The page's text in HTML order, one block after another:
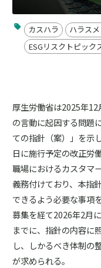
カスハラ ハラス
ESGリスクトピック
厚生労働省は2025年
の言動に起因する問題
ての指針（案）」を示
日に施行予定の改正労
職場におけるカスタマ
義務付けており、本指
できるよう必要な事項
募集を経て2026年2月
までに、指針の内容に
し、しかるべき体制の
が求められる。